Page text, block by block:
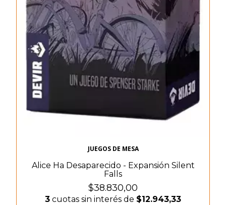
JUEGOS DE MESA
Alice Ha Desaparecido - Expansión Silent
Falls
$38.830,00
3 cuotas sin interés de $12.943,33